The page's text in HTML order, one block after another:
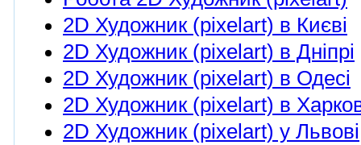
2D Художник (pixelart) в Києві
2D Художник (pixelart) в Дніпрі
2D Художник (pixelart) в Одесі
2D Художник (pixelart) в
2D Художник (pixelart) у Львові